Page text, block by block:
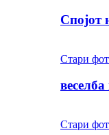
Спојот
Стари
Стари